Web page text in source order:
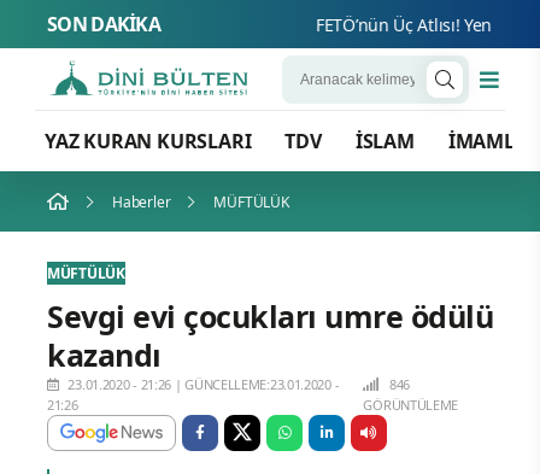
SON DAKİKA FETÖ’nün Üç Atlısı! Yeni
YAZ KURAN KURSLARI TDV İSLAM İMAMLAR
Haberler MÜFTÜLÜK
MÜFTÜLÜK
Sevgi evi çocukları umre ödülü
kazandı
23.01.2020 - 21:26 |GÜNCELLEME:23.01.2020 -
21:26
846
GÖRÜNTÜLEME